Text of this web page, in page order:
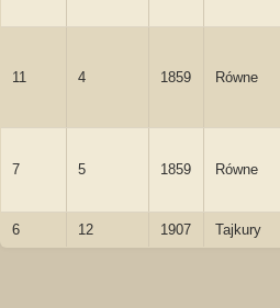
11 4 1859 Równe
7 5 1859 Równe
6 12 1907 Tajkury